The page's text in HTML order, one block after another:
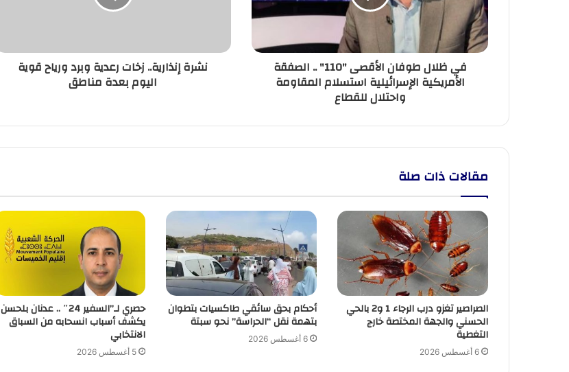
..
الصفقة
الأمريكية
الإسرائيلية استسلام
المقاومة
واحتلال
في ظلال طوفان الأقصى "110" .. الصفقة
الأمريكية الإسرائيلية استسلام المقاومة
واحتلال للقطاع
بعدة
مناطقنشرة إنذارية.. زخات رعدية وبرد ورياح قوية
اليوم بعدة مناطق
مقالات ذات صلة
الصراصير تغزو درب الرجاء 1 و2 بالحي
الحسني والجهة المختصة خارج
التغطية
6 أغسطس 2026
أحكام بحق سائقي طاكسيات بتطوان
بتهمة نقل “الحراسة” نحو سبتة
6 أغسطس 2026
حصري لـ”السفير 24″ .. عدنان بلحسن
يكشف أسباب انسحابه من السباق
الانتخابي
5 أغسطس 2026